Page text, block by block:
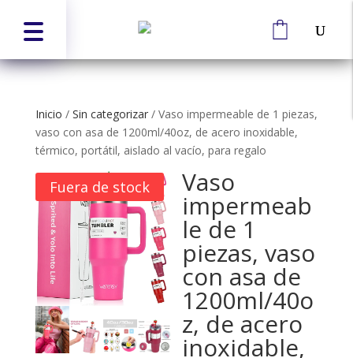
Inicio / Sin categorizar/ Vaso impermeable de 1 piezas,
vaso con asa de 1200ml/40oz, de acero inoxidable,
térmico, portátil, aislado al vacío, para regalo
Fuera de stock Vaso
impermeab
le de 1
piezas, vaso
con asa de
1200ml/40o
z, de acero
inoxidable,